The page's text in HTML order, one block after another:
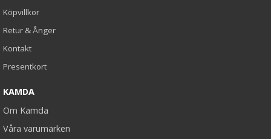
Köpvillkor
Retur & Ånger
Kontakt
Presentkort
KAMDA
Om Kamda
Våra varumärken